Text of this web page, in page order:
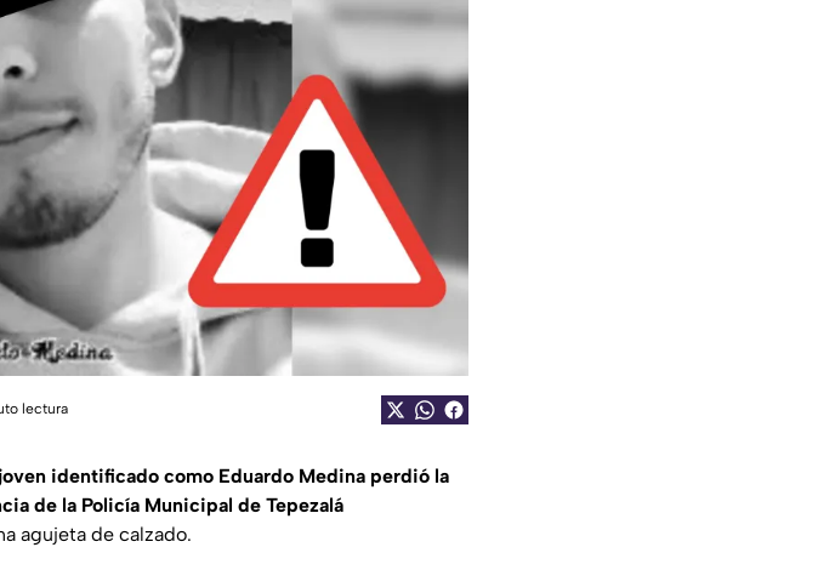
lectura
identificado como Eduardo Medina perdió la
de la Policía Municipal de Tepezalá
agujeta de calzado.